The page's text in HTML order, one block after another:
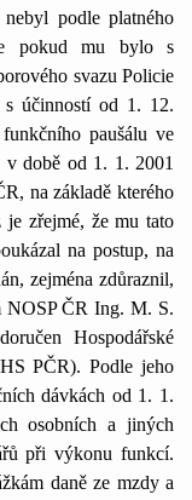
podle platného
pokud mu bylo s
svazu Policie
s účinností od 1. 12.
paušálu ve
době od 1. 1. 2001
na základě kterého
zřejmé, že mu tato
na postup, na
zejména zdůraznil,
NOSP ČR Ing. M. S.
Hospodářské
PČR). Podle jeho
dávkách od 1. 1.
osobních a jiných
při výkonu funkcí.
daně ze mzdy a